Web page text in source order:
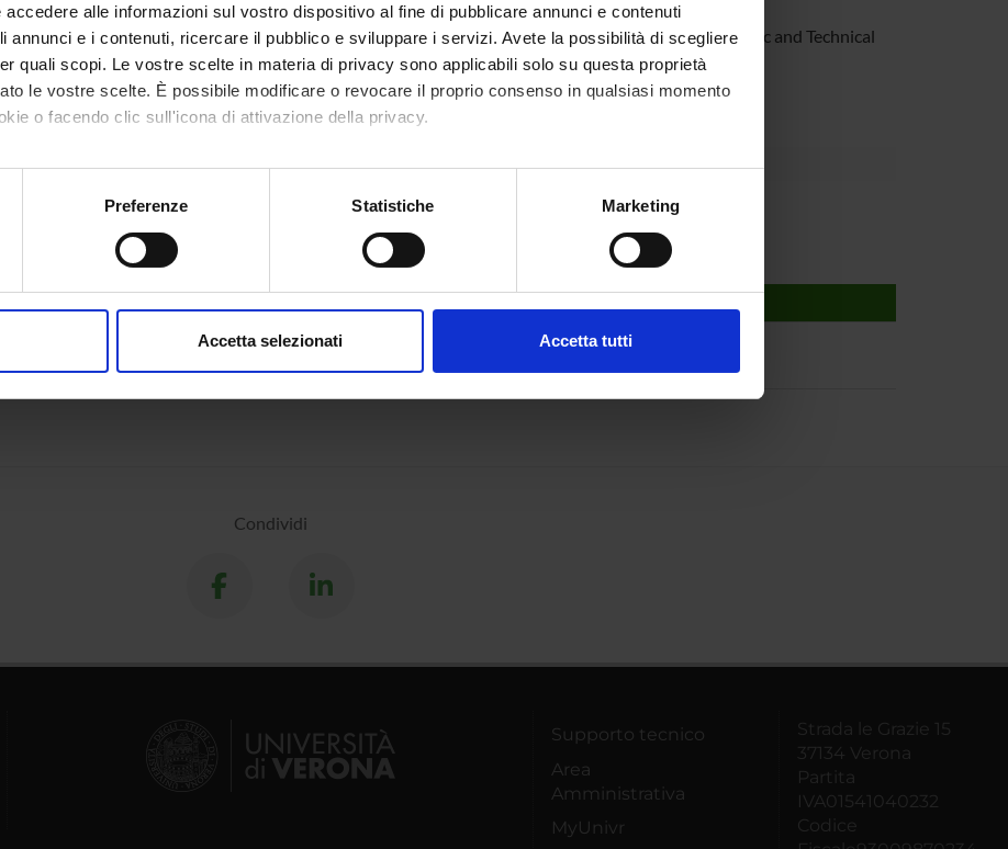
alle informazioni sul vostro dispositivo al fine di pubblicare annunci e contenuti
annunci e i contenuti, ricercare il pubblico e sviluppare i servizi. Avete la possibilità di scegliere
quali scopi. Le vostre scelte in materia di privacy sono applicabili solo su questa proprietà
le vostre scelte. È possibile modificare o revocare il proprio consenso in qualsiasi momento
o facendo clic sull'icona di attivazione della privacy.
anche:
sulla tua posizione geografica, con un'approssimazione di qualche metro,
in qualsiasi momento dalla Dichiarazione sui cookie.
Preferenze Statistiche Marketing
Accetta selezionati Accetta tutti
Europea Finanziamento:assegnato e gestito da un ente esterno all'ateneo
Programma:Azione COST - European COoperation in the field of Scientific and Technical
research
AL PROGETTO
Paola Bonacina Professore ordinario
Artificiale
intelligence
Condividi
Supporto tecnico
Area
Amministrativa
MyUnivr
Strada le Grazie 15
37134 Verona
Partita
IVA01541040232
Codice